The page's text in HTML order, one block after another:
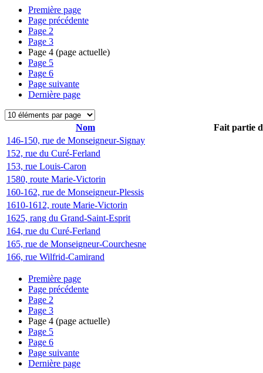
Première page
Page précédente
Page 2
Page 3
Page 4 (page actuelle)
Page 5
Page 6
Page suivante
Dernière page
Nom
Fait partie
146-150, rue de Monseigneur-Signay
152, rue du Curé-Ferland
153, rue Louis-Caron
1580, route Marie-Victorin
160-162, rue de Monseigneur-Plessis
1610-1612, route Marie-Victorin
1625, rang du Grand-Saint-Esprit
164, rue du Curé-Ferland
165, rue de Monseigneur-Courchesne
166, rue Wilfrid-Camirand
Première page
Page précédente
Page 2
Page 3
Page 4 (page actuelle)
Page 5
Page 6
Page suivante
Dernière page